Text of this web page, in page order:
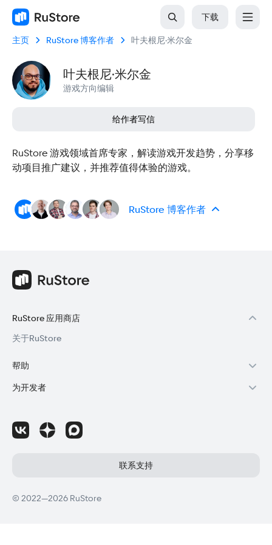
下载
主页 RuStore 博客作者 叶夫根尼·米尔金
叶夫根尼·米尔金
游戏方向编辑
给作者写信
RuStore 游戏领域首席专家，解读游戏开发趋势，分享移
动项目推广建议，并推荐值得体验的游戏。
RuStore 博客作者
© 2022—2026 RuStore
联系支持
RuStore 应用商店
关于RuStore
帮助
RuStore用户帮助
RuStore授权
应用程序更新失败
为开发者
成为开发者
分销协议